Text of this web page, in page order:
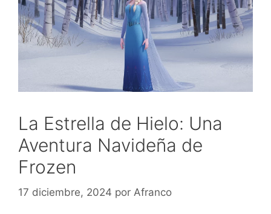
La Estrella de Hielo: Una
Aventura Navideña de
Frozen
17 diciembre, 2024 por Afranco